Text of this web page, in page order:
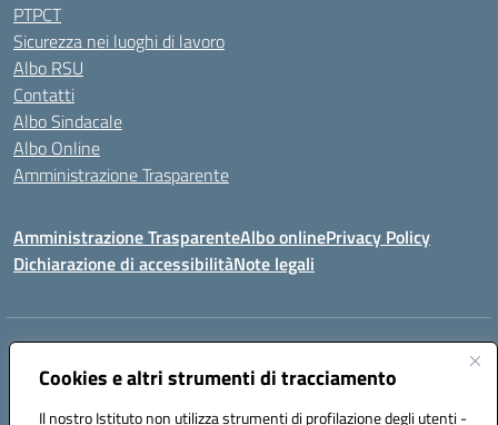
Cookies e altri strumenti di tracciamento
Il nostro Istituto non utilizza strumenti di profilazione degli utenti -
PTPCT
Sicurezza nei luoghi di lavoro
Albo RSU
Contatti
Albo Sindacale
Albo Online
Amministrazione Trasparente
Amministrazione TrasparenteAlbo onlinePrivacy Policy
Dichiarazione di accessibilitàNote legali
Centralino:
Posta elettronica certificata (PEC):tpis02200a@pec.istruzione.it
Codice fiscale: 93066580817